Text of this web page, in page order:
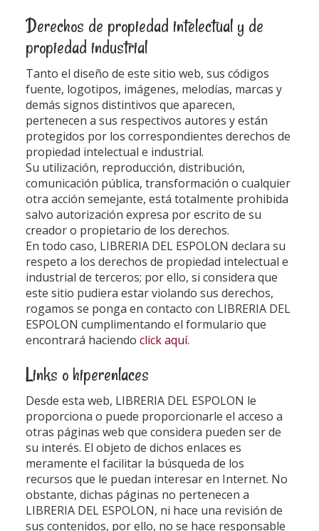
Derechos de propiedad intelectual y de
propiedad industrial
Tanto el diseño de este sitio web, sus códigos
fuente, logotipos, imágenes, melodías, marcas y
demás signos distintivos que aparecen,
pertenecen a sus respectivos autores y están
protegidos por los correspondientes derechos de
propiedad intelectual e industrial.
Su utilización, reproducción, distribución,
comunicación pública, transformación o cualquier
otra acción semejante, está totalmente prohibida
salvo autorización expresa por escrito de su
creador o propietario de los derechos.
En todo caso, LIBRERIA DEL ESPOLON declara su
respeto a los derechos de propiedad intelectual e
industrial de terceros; por ello, si considera que
este sitio pudiera estar violando sus derechos,
rogamos se ponga en contacto con LIBRERIA DEL
ESPOLON cumplimentando el formulario que
encontrará haciendo click aquí.
Links o hiperenlaces
Desde esta web, LIBRERIA DEL ESPOLON le
proporciona o puede proporcionarle el acceso a
otras páginas web que considera pueden ser de
su interés. El objeto de dichos enlaces es
meramente el facilitar la búsqueda de los
recursos que le puedan interesar en Internet. No
obstante, dichas páginas no pertenecen a
LIBRERIA DEL ESPOLON, ni hace una revisión de
sus contenidos, por ello, no se hace responsable